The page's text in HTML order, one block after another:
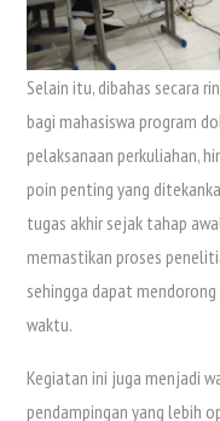
Selain itu, dibahas secara
bagi mahasiswa program
pelaksanaan perkuliahan,
poin penting yang
tugas akhir sejak tahap
memastikan proses
sehingga dapat
waktu.
Kegiatan ini juga menjadi
pendampingan yang lebih